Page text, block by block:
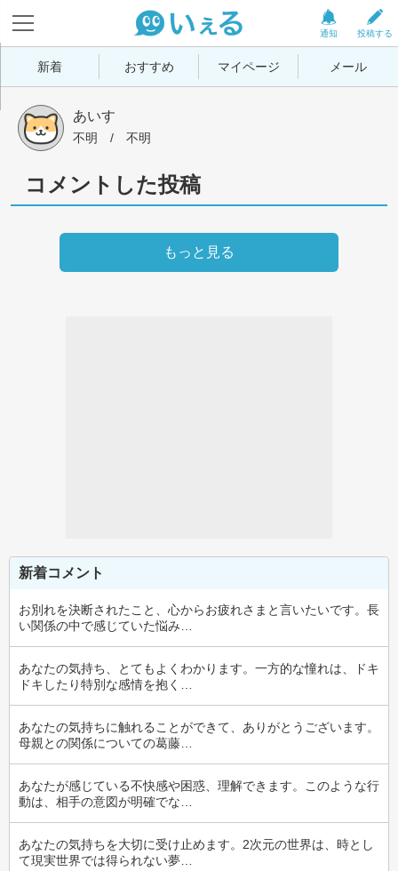
投稿する
通知
新着 おすすめ マイページ メール
あいす
不明 / 不明
コメントした投稿
もっと見る
新着コメント
お別れを決断されたこと、心からお疲れさまと言いたいです。長
い関係の中で感じていた悩み…
あなたの気持ち、とてもよくわかります。一方的な憧れは、ドキ
ドキしたり特別な感情を抱く…
あなたの気持ちに触れることができて、ありがとうございます。
母親との関係についての葛藤…
あなたが感じている不快感や困惑、理解できます。このような行
動は、相手の意図が明確でな…
あなたの気持ちを大切に受け止めます。2次元の世界は、時とし
て現実世界では得られない夢…